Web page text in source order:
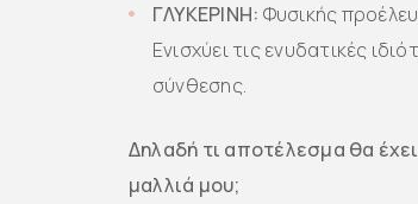
ΓΛΥΚΕΡΙΝΗ: Φυσικής
Ενισχύει τις ενυδατικές
σύνθεσης.
Δηλαδή τι αποτέλεσμα θα
μαλλιά μου;